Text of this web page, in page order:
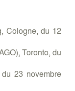
Cologne, du 12
Toronto, du
23 novembre